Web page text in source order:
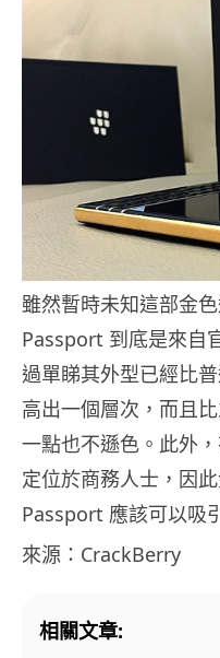
雖然暫時未知這部金
Passport 到底是來自
過單睇其外型已經比
高出一個層次，而且
一點也不遜色。此外
定位於商務人士，因
Passport 應該可以吸
來源：CrackBerry
相關文章: